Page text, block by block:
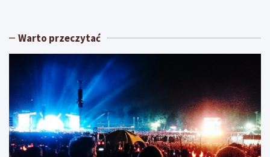
c
e
e
k
e
n
d
w
k
i
e
m
:
O
Warto przeczytać